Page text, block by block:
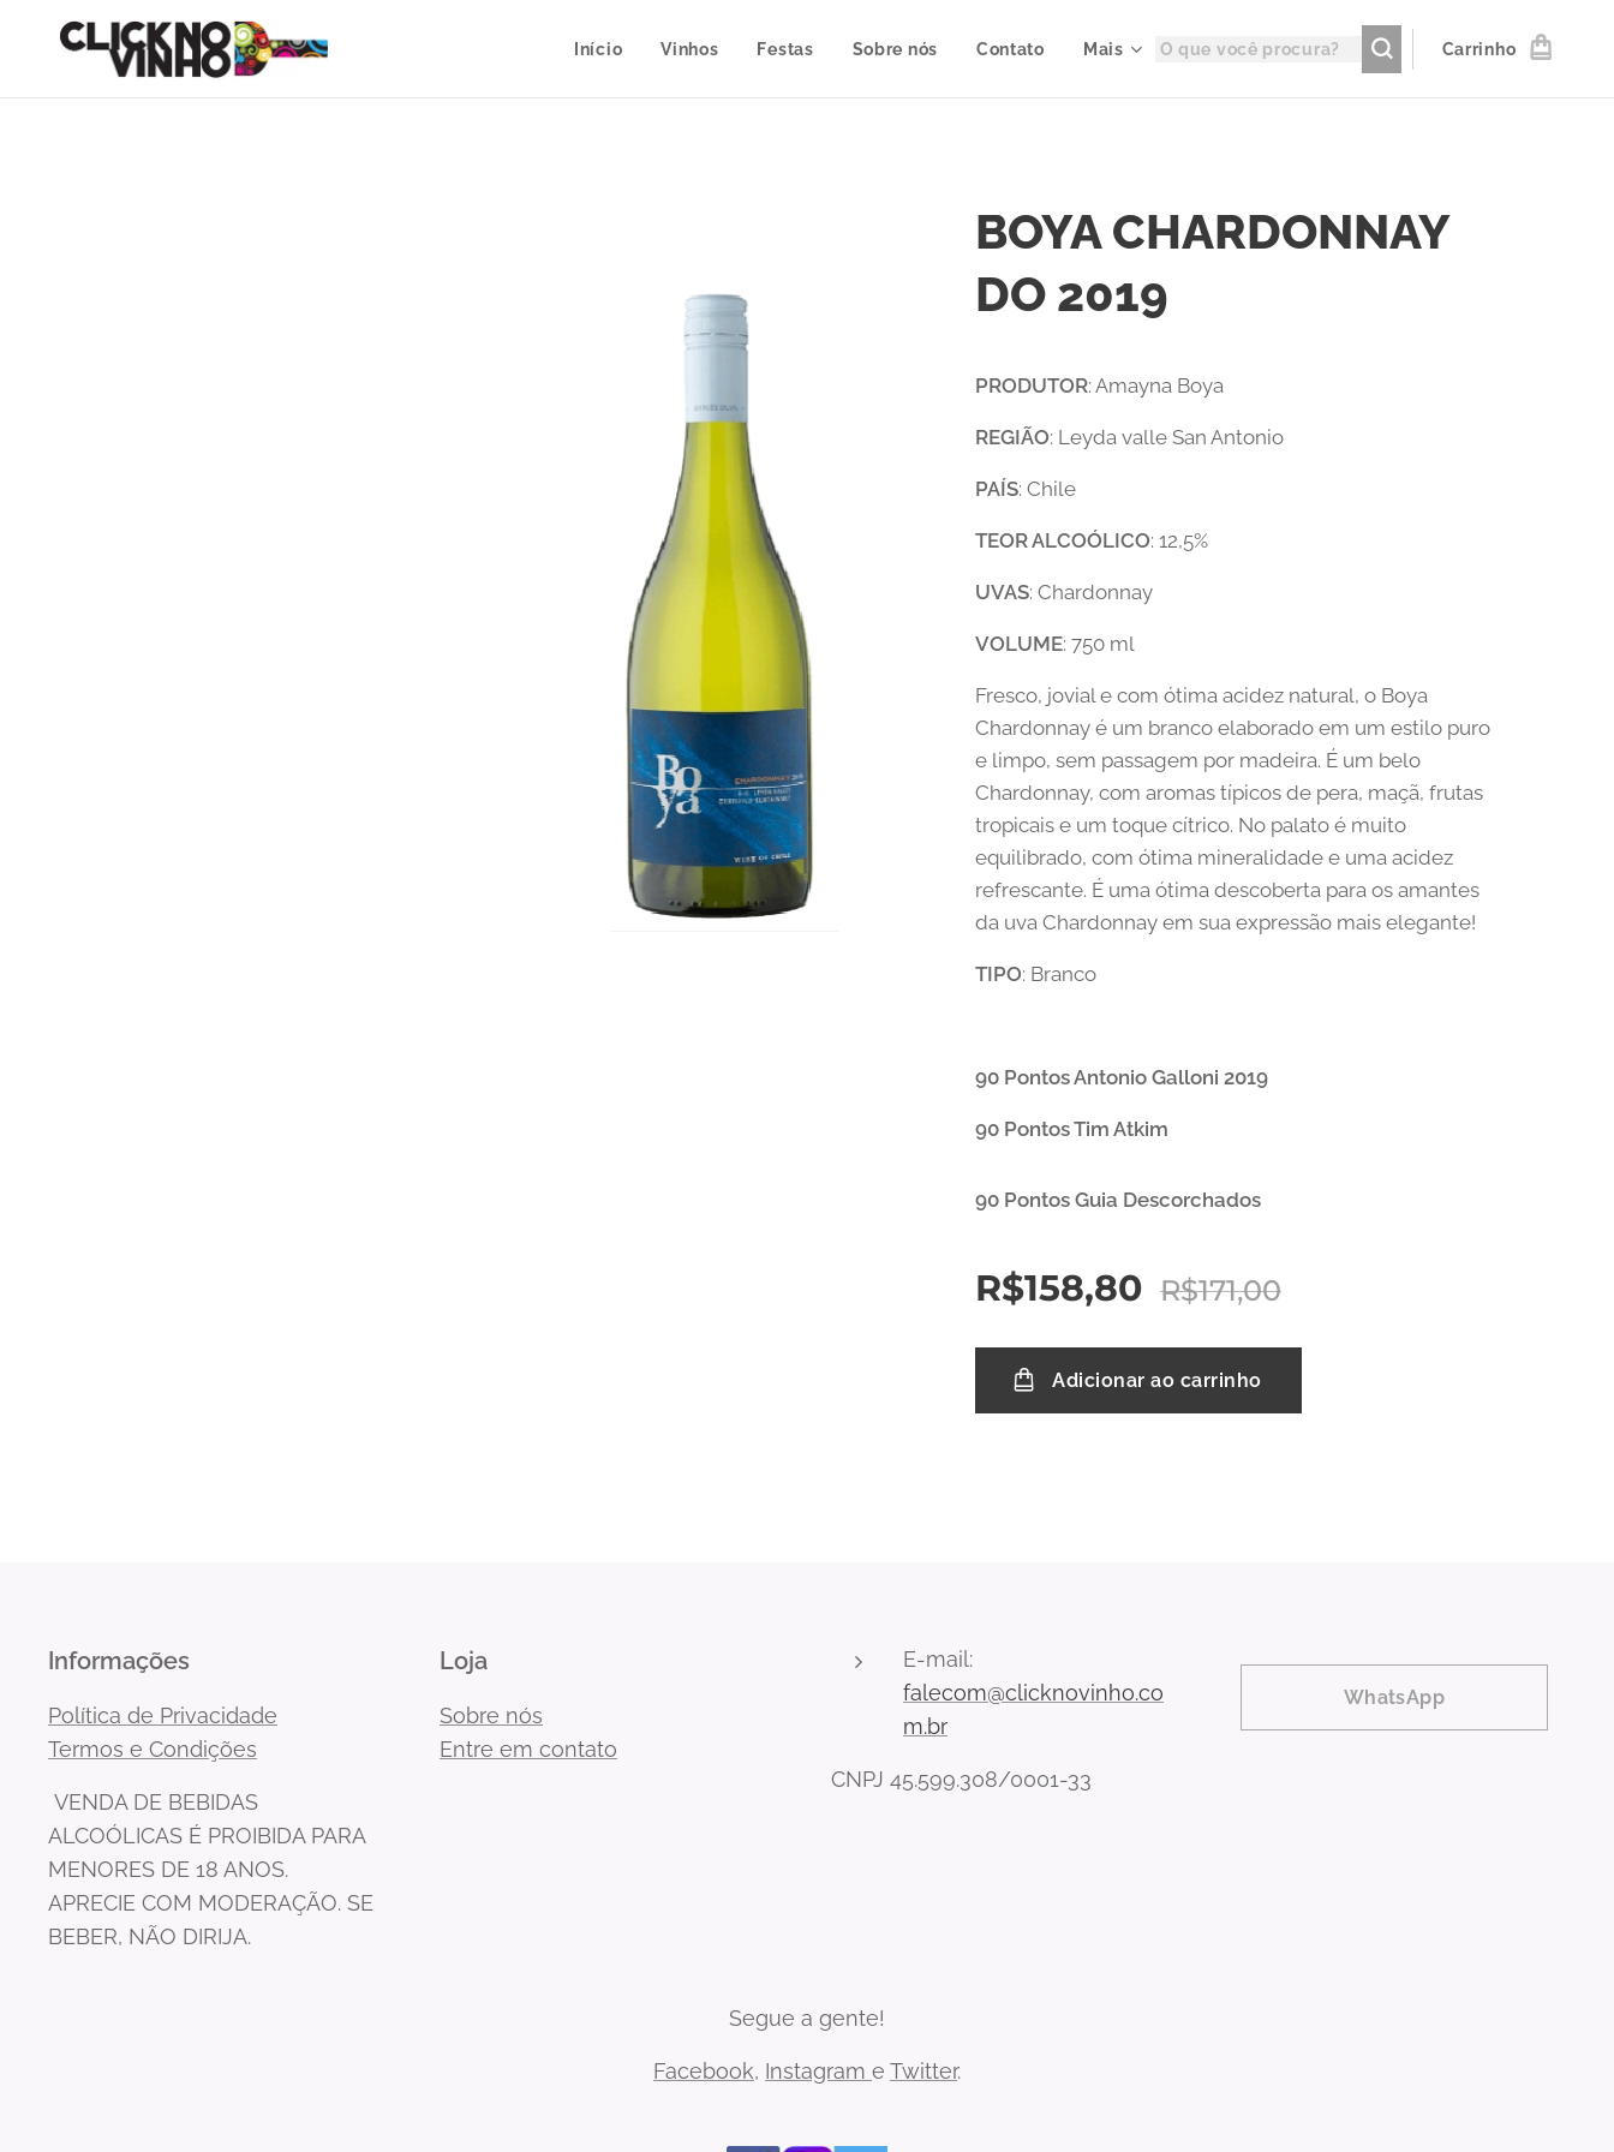
Início Vinhos Festas Sobre nós Contato Mais Carrinho
BOYA CHARDONNAY
DO 2019
PRODUTOR: Amayna Boya
REGIÃO: Leyda valle San Antonio
PAÍS: Chile
TEOR ALCOÓLICO: 12,5%
UVAS: Chardonnay
VOLUME: 750 ml
Fresco, jovial e com ótima acidez natural, o Boya
Chardonnay é um branco elaborado em um estilo puro
e limpo, sem passagem por madeira. É um belo
Chardonnay, com aromas típicos de pera, maçã, frutas
tropicais e um toque cítrico. No palato é muito
equilibrado, com ótima mineralidade e uma acidez
refrescante. É uma ótima descoberta para os amantes
da uva Chardonnay em sua expressão mais elegante!
TIPO: Branco
90 Pontos Antonio Galloni 2019
90 Pontos Tim Atkim
90 Pontos Guia Descorchados
R$158,80 R$171,00
Adicionar ao carrinho
Informações
Política de Privacidade
Termos e Condições
VENDA DE BEBIDAS
ALCOÓLICAS É PROIBIDA PARA
MENORES DE 18 ANOS.
APRECIE COM MODERAÇÃO. SE
BEBER, NÃO DIRIJA.
Loja
Sobre nós
Entre em contato
E-mail:
falecom@clicknovinho.co
m.br
CNPJ 45.599.308/0001-33
WhatsApp
Segue a gente!
Facebook, Instagram e Twitter.